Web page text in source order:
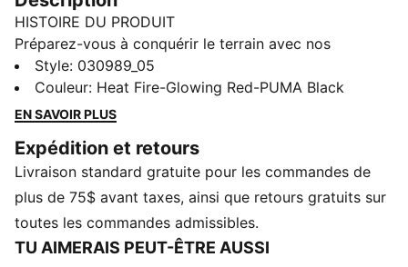
HISTOIRE DU PRODUIT
Préparez-vous à conquérir le terrain avec nos
protège-tibias ULTRA Light à manchons. Avec sa
coque rigide en PP, ce manchon offre un ajustement
sûr et un confort optimal. Choisissez votre taille et
PUMA.
DÉTAILS
Amorti perforé en EVA pour une absorption des chocs
améliorée
Protège-tibias ultraléger résistant aux chocs
Style: 030989_05
Couleur: Heat Fire-Glowing Red-PUMA Black
EN SAVOIR PLUS
Expédition et retours
Livraison standard gratuite pour les commandes de
plus de 75$ avant taxes, ainsi que retours gratuits sur
toutes les commandes admissibles.
TU AIMERAIS PEUT-ÊTRE AUSSI